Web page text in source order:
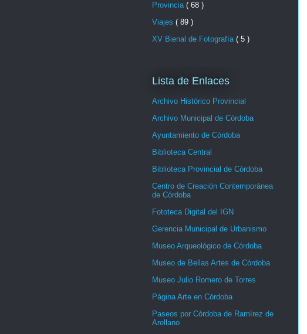
Provincia ( 68 )
Viajes ( 89 )
XV Bienal de Fotografía ( 5 )
Lista de Enlaces
Archivo Histórico Provincial
Archivo Municipal de Córdoba
Ayuntamiento de Córdoba
Biblioteca Central
Biblioteca Provincial de Córdoba
Centro de Creación Contemporánea
de Córdoba
Fototeca Digital del IGN
Gerencia Municipal de Urbanismo
Museo Arqueológico de Córdoba
Museo de Bellas Artes de Córdoba
Museo Julio Romero de Torres
Página Arte en Córdoba
Paseos por Córdoba de Ramírez de
Arellano